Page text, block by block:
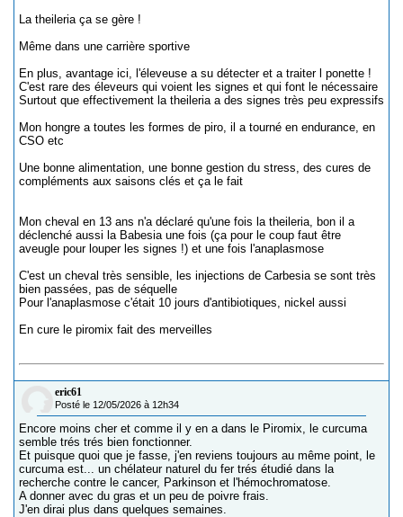
La theileria ça se gère !
Même dans une carrière sportive
En plus, avantage ici, l'éleveuse a su détecter et a traiter l ponette !
C'est rare des éleveurs qui voient les signes et qui font le nécessaire
Surtout que effectivement la theileria a des signes très peu expressifs
Mon hongre a toutes les formes de piro, il a tourné en endurance, en
CSO etc
Une bonne alimentation, une bonne gestion du stress, des cures de
compléments aux saisons clés et ça le fait
Mon cheval en 13 ans n'a déclaré qu'une fois la theileria, bon il a
déclenché aussi la Babesia une fois (ça pour le coup faut être
aveugle pour louper les signes !) et une fois l'anaplasmose
C'est un cheval très sensible, les injections de Carbesia se sont très
bien passées, pas de séquelle
Pour l'anaplasmose c'était 10 jours d'antibiotiques, nickel aussi
En cure le piromix fait des merveilles
eric61
Posté le 12/05/2026 à 12h34
Encore moins cher et comme il y en a dans le Piromix, le curcuma
semble trés trés bien fonctionner.
Et puisque quoi que je fasse, j'en reviens toujours au même point, le
curcuma est... un chélateur naturel du fer trés étudié dans la
recherche contre le cancer, Parkinson et l'hémochromatose.
A donner avec du gras et un peu de poivre frais.
J'en dirai plus dans quelques semaines.